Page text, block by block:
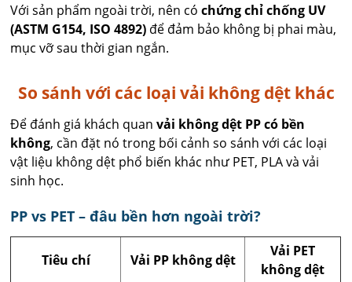
Với sản phẩm ngoài trời, nên cóchứng chỉ chống UV
(ASTM G154, ISO 4892) để đảm bảo không bị phai màu,
mục vỡ sau thời gian ngắn.
So sánh với các loại vải không dệt khác
Để đánh giá khách quanvải không dệt PP có bền
không, cần đặt nó trong bối cảnh so sánh với các loại
vật liệu không dệt phổ biến khác như PET, PLA và vải
sinh học.
PP vs PET – đâu bền hơn ngoài trời?
Tiêu chí Vải PP không dệt
Vải PET
không dệt